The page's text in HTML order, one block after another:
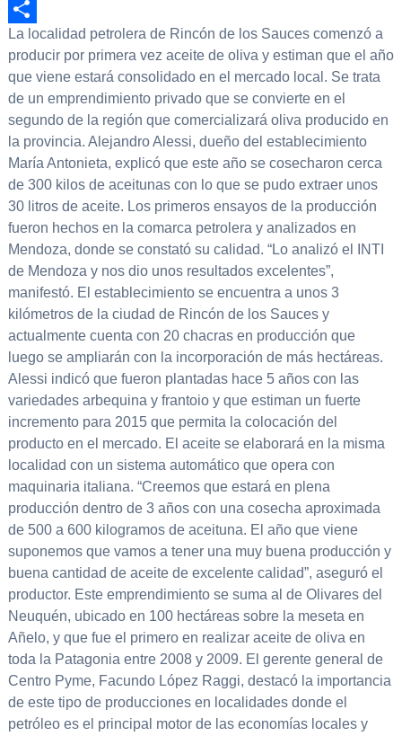
Email
Compartir
La localidad petrolera de Rincón de los Sauces comenzó a
producir por primera vez aceite de oliva y estiman que el año
que viene estará consolidado en el mercado local. Se trata
de un emprendimiento privado que se convierte en el
segundo de la región que comercializará oliva producido en
la provincia. Alejandro Alessi, dueño del establecimiento
María Antonieta, explicó que este año se cosecharon cerca
de 300 kilos de aceitunas con lo que se pudo extraer unos
30 litros de aceite. Los primeros ensayos de la producción
fueron hechos en la comarca petrolera y analizados en
Mendoza, donde se constató su calidad. “Lo analizó el INTI
de Mendoza y nos dio unos resultados excelentes”,
manifestó. El establecimiento se encuentra a unos 3
kilómetros de la ciudad de Rincón de los Sauces y
actualmente cuenta con 20 chacras en producción que
luego se ampliarán con la incorporación de más hectáreas.
Alessi indicó que fueron plantadas hace 5 años con las
variedades arbequina y frantoio y que estiman un fuerte
incremento para 2015 que permita la colocación del
producto en el mercado. El aceite se elaborará en la misma
localidad con un sistema automático que opera con
maquinaria italiana. “Creemos que estará en plena
producción dentro de 3 años con una cosecha aproximada
de 500 a 600 kilogramos de aceituna. El año que viene
suponemos que vamos a tener una muy buena producción y
buena cantidad de aceite de excelente calidad”, aseguró el
productor. Este emprendimiento se suma al de Olivares del
Neuquén, ubicado en 100 hectáreas sobre la meseta en
Añelo, y que fue el primero en realizar aceite de oliva en
toda la Patagonia entre 2008 y 2009. El gerente general de
Centro Pyme, Facundo López Raggi, destacó la importancia
de este tipo de producciones en localidades donde el
petróleo es el principal motor de las economías locales y